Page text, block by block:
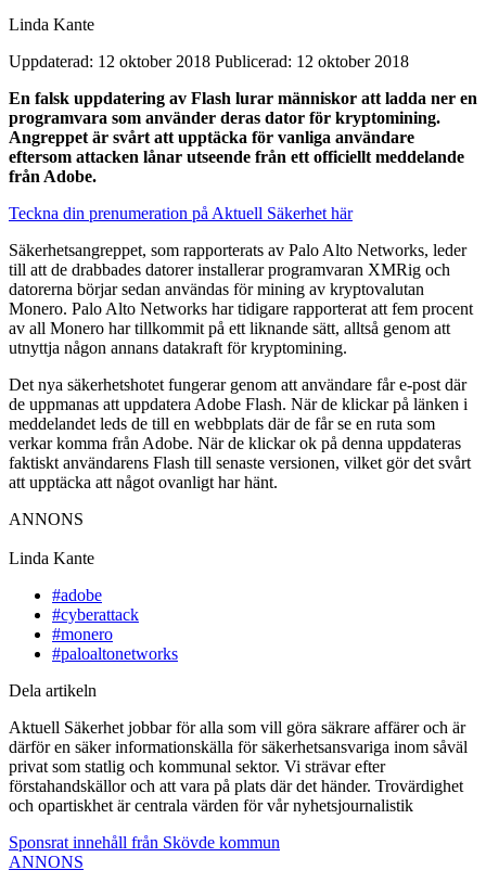
Linda Kante
Uppdaterad: 12 oktober 2018 Publicerad: 12 oktober 2018
En falsk uppdatering av Flash lurar människor att ladda ner en
programvara som använder deras dator för kryptomining.
Angreppet är svårt att upptäcka för vanliga användare
eftersom attacken lånar utseende från ett officiellt meddelande
från Adobe.
Teckna din prenumeration på Aktuell Säkerhet här
Säkerhetsangreppet, som rapporterats av Palo Alto Networks, leder
till att de drabbades datorer installerar programvaran XMRig och
datorerna börjar sedan användas för mining av kryptovalutan
Monero. Palo Alto Networks har tidigare rapporterat att fem procent
av all Monero har tillkommit på ett liknande sätt, alltså genom att
utnyttja någon annans datakraft för kryptomining.
Det nya säkerhetshotet fungerar genom att användare får e-post där
de uppmanas att uppdatera Adobe Flash. När de klickar på länken i
meddelandet leds de till en webbplats där de får se en ruta som
verkar komma från Adobe. När de klickar ok på denna uppdateras
faktiskt användarens Flash till senaste versionen, vilket gör det svårt
att upptäcka att något ovanligt har hänt.
ANNONS
Linda Kante
#adobe
#cyberattack
#monero
#paloaltonetworks
Dela artikeln
Aktuell Säkerhet jobbar för alla som vill göra säkrare affärer och är
därför en säker informationskälla för säkerhetsansvariga inom såväl
privat som statlig och kommunal sektor. Vi strävar efter
förstahandskällor och att vara på plats där det händer. Trovärdighet
och opartiskhet är centrala värden för vår nyhetsjournalistik
Sponsrat innehåll från Skövde kommun
ANNONS